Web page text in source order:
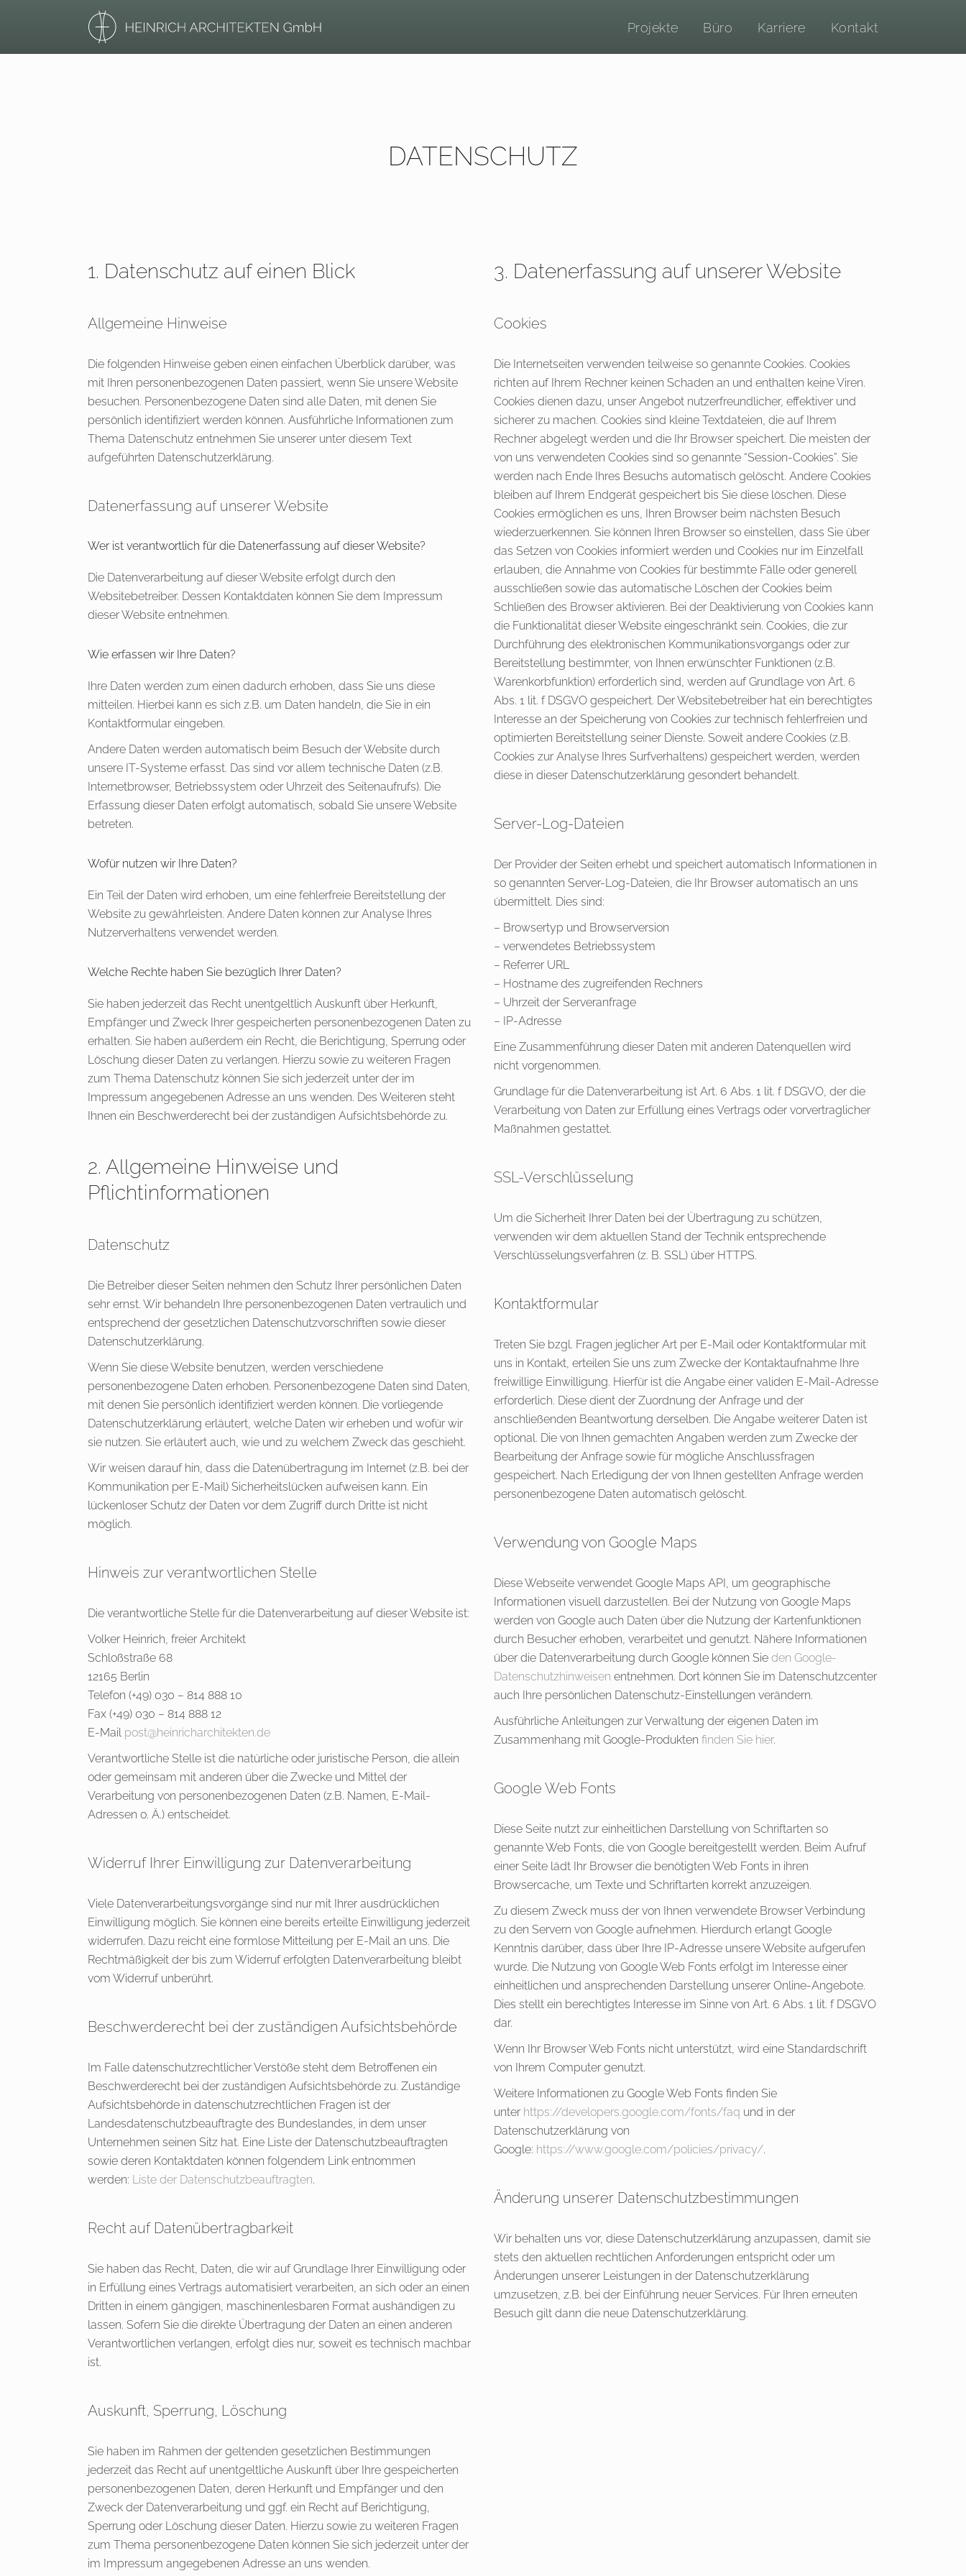
Projekte Büro Karriere Kontakt
DATENSCHUTZ
1. Datenschutz auf einen Blick
Allgemeine Hinweise
Die folgenden Hinweise geben einen einfachen Überblick darüber, was
mit Ihren personenbezogenen Daten passiert, wenn Sie unsere Website
besuchen. Personenbezogene Daten sind alle Daten, mit denen Sie
persönlich identifiziert werden können. Ausführliche Informationen zum
Thema Datenschutz entnehmen Sie unserer unter diesem Text
aufgeführten Datenschutzerklärung.
Datenerfassung auf unserer Website
Wer ist verantwortlich für die Datenerfassung auf dieser Website?
Die Datenverarbeitung auf dieser Website erfolgt durch den
Websitebetreiber. Dessen Kontaktdaten können Sie dem Impressum
dieser Website entnehmen.
Wie erfassen wir Ihre Daten?
Ihre Daten werden zum einen dadurch erhoben, dass Sie uns diese
mitteilen. Hierbei kann es sich z.B. um Daten handeln, die Sie in ein
Kontaktformular eingeben.
Andere Daten werden automatisch beim Besuch der Website durch
unsere IT-Systeme erfasst. Das sind vor allem technische Daten (z.B.
Internetbrowser, Betriebssystem oder Uhrzeit des Seitenaufrufs). Die
Erfassung dieser Daten erfolgt automatisch, sobald Sie unsere Website
betreten.
Wofür nutzen wir Ihre Daten?
Ein Teil der Daten wird erhoben, um eine fehlerfreie Bereitstellung der
Website zu gewährleisten. Andere Daten können zur Analyse Ihres
Nutzerverhaltens verwendet werden.
Welche Rechte haben Sie bezüglich Ihrer Daten?
Sie haben jederzeit das Recht unentgeltlich Auskunft über Herkunft,
Empfänger und Zweck Ihrer gespeicherten personenbezogenen Daten zu
erhalten. Sie haben außerdem ein Recht, die Berichtigung, Sperrung oder
Löschung dieser Daten zu verlangen. Hierzu sowie zu weiteren Fragen
zum Thema Datenschutz können Sie sich jederzeit unter der im
Impressum angegebenen Adresse an uns wenden. Des Weiteren steht
Ihnen ein Beschwerderecht bei der zuständigen Aufsichtsbehörde zu.
2. Allgemeine Hinweise und
Pflichtinformationen
Datenschutz
Die Betreiber dieser Seiten nehmen den Schutz Ihrer persönlichen Daten
sehr ernst. Wir behandeln Ihre personenbezogenen Daten vertraulich und
entsprechend der gesetzlichen Datenschutzvorschriften sowie dieser
Datenschutzerklärung.
Wenn Sie diese Website benutzen, werden verschiedene
personenbezogene Daten erhoben. Personenbezogene Daten sind Daten,
mit denen Sie persönlich identifiziert werden können. Die vorliegende
Datenschutzerklärung erläutert, welche Daten wir erheben und wofür wir
sie nutzen. Sie erläutert auch, wie und zu welchem Zweck das geschieht.
Wir weisen darauf hin, dass die Datenübertragung im Internet (z.B. bei der
Kommunikation per E-Mail) Sicherheitslücken aufweisen kann. Ein
lückenloser Schutz der Daten vor dem Zugriff durch Dritte ist nicht
möglich.
Hinweis zur verantwortlichen Stelle
Die verantwortliche Stelle für die Datenverarbeitung auf dieser Website ist:
Volker Heinrich, freier Architekt
Schloßstraße 68
12165 Berlin
Telefon (+49) 030 – 814 888 10
Fax (+49) 030 – 814 888 12
E-Mail post@heinricharchitekten.de
Verantwortliche Stelle ist die natürliche oder juristische Person, die allein
oder gemeinsam mit anderen über die Zwecke und Mittel der
Verarbeitung von personenbezogenen Daten (z.B. Namen, E-Mail-
Adressen o. Ä.) entscheidet.
Widerruf Ihrer Einwilligung zur Datenverarbeitung
Viele Datenverarbeitungsvorgänge sind nur mit Ihrer ausdrücklichen
Einwilligung möglich. Sie können eine bereits erteilte Einwilligung jederzeit
widerrufen. Dazu reicht eine formlose Mitteilung per E-Mail an uns. Die
Rechtmäßigkeit der bis zum Widerruf erfolgten Datenverarbeitung bleibt
vom Widerruf unberührt.
Beschwerderecht bei der zuständigen Aufsichtsbehörde
Im Falle datenschutzrechtlicher Verstöße steht dem Betroffenen ein
Beschwerderecht bei der zuständigen Aufsichtsbehörde zu. Zuständige
Aufsichtsbehörde in datenschutzrechtlichen Fragen ist der
Landesdatenschutzbeauftragte des Bundeslandes, in dem unser
Unternehmen seinen Sitz hat. Eine Liste der Datenschutzbeauftragten
sowie deren Kontaktdaten können folgendem Link entnommen
werden: Liste der Datenschutzbeauftragten.
Recht auf Datenübertragbarkeit
Sie haben das Recht, Daten, die wir auf Grundlage Ihrer Einwilligung oder
in Erfüllung eines Vertrags automatisiert verarbeiten, an sich oder an einen
Dritten in einem gängigen, maschinenlesbaren Format aushändigen zu
lassen. Sofern Sie die direkte Übertragung der Daten an einen anderen
Verantwortlichen verlangen, erfolgt dies nur, soweit es technisch machbar
ist.
Auskunft, Sperrung, Löschung
Sie haben im Rahmen der geltenden gesetzlichen Bestimmungen
jederzeit das Recht auf unentgeltliche Auskunft über Ihre gespeicherten
personenbezogenen Daten, deren Herkunft und Empfänger und den
Zweck der Datenverarbeitung und ggf. ein Recht auf Berichtigung,
Sperrung oder Löschung dieser Daten. Hierzu sowie zu weiteren Fragen
zum Thema personenbezogene Daten können Sie sich jederzeit unter der
im Impressum angegebenen Adresse an uns wenden.
3. Datenerfassung auf unserer Website
Cookies
Die Internetseiten verwenden teilweise so genannte Cookies. Cookies
richten auf Ihrem Rechner keinen Schaden an und enthalten keine Viren.
Cookies dienen dazu, unser Angebot nutzerfreundlicher, effektiver und
sicherer zu machen. Cookies sind kleine Textdateien, die auf Ihrem
Rechner abgelegt werden und die Ihr Browser speichert. Die meisten der
von uns verwendeten Cookies sind so genannte “Session-Cookies”. Sie
werden nach Ende Ihres Besuchs automatisch gelöscht. Andere Cookies
bleiben auf Ihrem Endgerät gespeichert bis Sie diese löschen. Diese
Cookies ermöglichen es uns, Ihren Browser beim nächsten Besuch
wiederzuerkennen. Sie können Ihren Browser so einstellen, dass Sie über
das Setzen von Cookies informiert werden und Cookies nur im Einzelfall
erlauben, die Annahme von Cookies für bestimmte Fälle oder generell
ausschließen sowie das automatische Löschen der Cookies beim
Schließen des Browser aktivieren. Bei der Deaktivierung von Cookies kann
die Funktionalität dieser Website eingeschränkt sein. Cookies, die zur
Durchführung des elektronischen Kommunikationsvorgangs oder zur
Bereitstellung bestimmter, von Ihnen erwünschter Funktionen (z.B.
Warenkorbfunktion) erforderlich sind, werden auf Grundlage von Art. 6
Abs. 1 lit. f DSGVO gespeichert. Der Websitebetreiber hat ein berechtigtes
Interesse an der Speicherung von Cookies zur technisch fehlerfreien und
optimierten Bereitstellung seiner Dienste. Soweit andere Cookies (z.B.
Cookies zur Analyse Ihres Surfverhaltens) gespeichert werden, werden
diese in dieser Datenschutzerklärung gesondert behandelt.
Server-Log-Dateien
Der Provider der Seiten erhebt und speichert automatisch Informationen in
so genannten Server-Log-Dateien, die Ihr Browser automatisch an uns
übermittelt. Dies sind:
– Browsertyp und Browserversion
– verwendetes Betriebssystem
– Referrer URL
– Hostname des zugreifenden Rechners
– Uhrzeit der Serveranfrage
– IP-Adresse
Eine Zusammenführung dieser Daten mit anderen Datenquellen wird
nicht vorgenommen.
Grundlage für die Datenverarbeitung ist Art. 6 Abs. 1 lit. f DSGVO, der die
Verarbeitung von Daten zur Erfüllung eines Vertrags oder vorvertraglicher
Maßnahmen gestattet.
SSL-Verschlüsselung
Um die Sicherheit Ihrer Daten bei der Übertragung zu schützen,
verwenden wir dem aktuellen Stand der Technik entsprechende
Verschlüsselungsverfahren (z. B. SSL) über HTTPS.
Kontaktformular
Treten Sie bzgl. Fragen jeglicher Art per E-Mail oder Kontaktformular mit
uns in Kontakt, erteilen Sie uns zum Zwecke der Kontaktaufnahme Ihre
freiwillige Einwilligung. Hierfür ist die Angabe einer validen E-Mail-Adresse
erforderlich. Diese dient der Zuordnung der Anfrage und der
anschließenden Beantwortung derselben. Die Angabe weiterer Daten ist
optional. Die von Ihnen gemachten Angaben werden zum Zwecke der
Bearbeitung der Anfrage sowie für mögliche Anschlussfragen
gespeichert. Nach Erledigung der von Ihnen gestellten Anfrage werden
personenbezogene Daten automatisch gelöscht.
Verwendung von Google Maps
Diese Webseite verwendet Google Maps API, um geographische
Informationen visuell darzustellen. Bei der Nutzung von Google Maps
werden von Google auch Daten über die Nutzung der Kartenfunktionen
durch Besucher erhoben, verarbeitet und genutzt. Nähere Informationen
über die Datenverarbeitung durch Google können Sie den Google-
Datenschutzhinweisen entnehmen. Dort können Sie im Datenschutzcenter
auch Ihre persönlichen Datenschutz-Einstellungen verändern.
Ausführliche Anleitungen zur Verwaltung der eigenen Daten im
Zusammenhang mit Google-Produkten finden Sie hier.
Google Web Fonts
Diese Seite nutzt zur einheitlichen Darstellung von Schriftarten so
genannte Web Fonts, die von Google bereitgestellt werden. Beim Aufruf
einer Seite lädt Ihr Browser die benötigten Web Fonts in ihren
Browsercache, um Texte und Schriftarten korrekt anzuzeigen.
Zu diesem Zweck muss der von Ihnen verwendete Browser Verbindung
zu den Servern von Google aufnehmen. Hierdurch erlangt Google
Kenntnis darüber, dass über Ihre IP-Adresse unsere Website aufgerufen
wurde. Die Nutzung von Google Web Fonts erfolgt im Interesse einer
einheitlichen und ansprechenden Darstellung unserer Online-Angebote.
Dies stellt ein berechtigtes Interesse im Sinne von Art. 6 Abs. 1 lit. f DSGVO
dar.
Wenn Ihr Browser Web Fonts nicht unterstützt, wird eine Standardschrift
von Ihrem Computer genutzt.
Weitere Informationen zu Google Web Fonts finden Sie
unter https://developers.google.com/fonts/faq und in der
Datenschutzerklärung von
Google: https://www.google.com/policies/privacy/.
Änderung unserer Datenschutzbestimmungen
Wir behalten uns vor, diese Datenschutzerklärung anzupassen, damit sie
stets den aktuellen rechtlichen Anforderungen entspricht oder um
Änderungen unserer Leistungen in der Datenschutzerklärung
umzusetzen, z.B. bei der Einführung neuer Services. Für Ihren erneuten
Besuch gilt dann die neue Datenschutzerklärung.